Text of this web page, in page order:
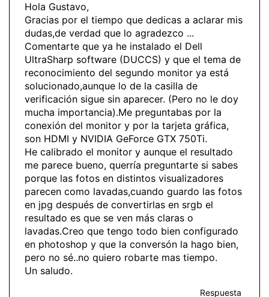
Hola Gustavo,
Gracias por el tiempo que dedicas a aclarar mis
dudas,de verdad que lo agradezco ...
Comentarte que ya he instalado el Dell
UltraSharp software (DUCCS) y que el tema de
reconocimiento del segundo monitor ya está
solucionado,aunque lo de la casilla de
verificación sigue sin aparecer. (Pero no le doy
mucha importancia).Me preguntabas por la
conexión del monitor y por la tarjeta gráfica,
son HDMI y NVIDIA GeForce GTX 750Ti.
He calibrado el monitor y aunque el resultado
me parece bueno, querría preguntarte si sabes
porque las fotos en distintos visualizadores
parecen como lavadas,cuando guardo las fotos
en jpg después de convertirlas en srgb el
resultado es que se ven más claras o
lavadas.Creo que tengo todo bien configurado
en photoshop y que la conversón la hago bien,
pero no sé..no quiero robarte mas tiempo.
Un saludo.
Respuesta